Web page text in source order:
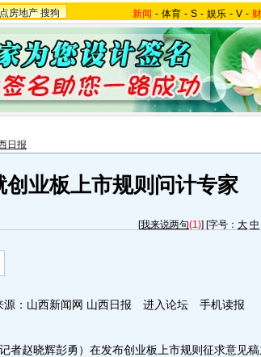
房地产 搜狗 新闻 - 体育 - S - 娱乐 - V -
日报
业板上市规则问计专家
[我来说两句(1)] [字号： 大 中
：山西新闻网 山西日报 进入论坛 手机读报
赵晓辉彭勇）在发布创业板上市规则征求意见稿